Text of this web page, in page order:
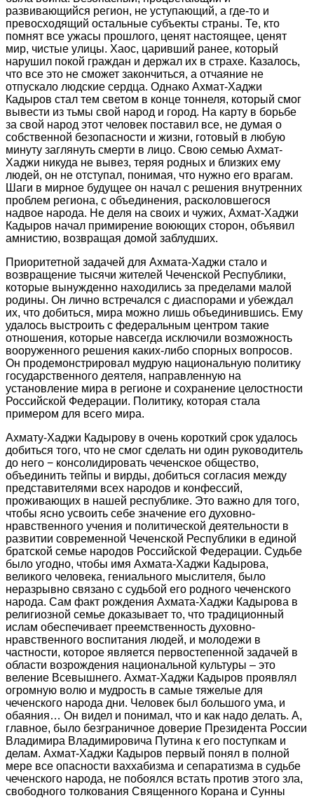
развивающийся регион, не уступающий, а где-то и
превосходящий остальные субъекты страны. Те, кто
помнят все ужасы прошлого, ценят настоящее, ценят
мир, чистые улицы. Хаос, царивший ранее, который
нарушил покой граждан и держал их в страхе. Казалось,
что все это не сможет закончиться, а отчаяние не
отпускало людские сердца. Однако Ахмат-Хаджи
Кадыров стал тем светом в конце тоннеля, который смог
вывести из тьмы свой народ и город. На карту в борьбе
за свой народ этот человек поставил все, не думая о
собственной безопасности и жизни, готовый в любую
минуту заглянуть смерти в лицо. Свою семью Ахмат-
Хаджи никуда не вывез, теряя родных и близких ему
людей, он не отступал, понимая, что нужно его врагам.
Шаги в мирное будущее он начал с решения внутренних
проблем региона, с объединения, расколовшегося
надвое народа. Не деля на своих и чужих, Ахмат-Хаджи
Кадыров начал примирение воюющих сторон, объявил
амнистию, возвращая домой заблудших.
Приоритетной задачей для Ахмата-Хаджи стало и
возвращение тысячи жителей Чеченской Республики,
которые вынужденно находились за пределами малой
родины. Он лично встречался с диаспорами и убеждал
их, что добиться, мира можно лишь объединившись. Ему
удалось выстроить с федеральным центром такие
отношения, которые навсегда исключили возможность
вооруженного решения каких-либо спорных вопросов.
Он продемонстрировал мудрую национальную политику
государственного деятеля, направленную на
установление мира в регионе и сохранение целостности
Российской Федерации. Политику, которая стала
примером для всего мира.
Ахмату-Хаджи Кадырову в очень короткий срок удалось
добиться того, что не смог сделать ни один руководитель
до него − консолидировать чеченское общество,
объединить тейпы и вирды, добиться согласия между
представителями всех народов и конфессий,
проживающих в нашей республике. Это важно для того,
чтобы ясно усвоить себе значение его духовно-
нравственного учения и политической деятельности в
развитии современной Чеченской Республики в единой
братской семье народов Российской Федерации. Судьбе
было угодно, чтобы имя Ахмата-Хаджи Кадырова,
великого человека, гениального мыслителя, было
неразрывно связано с судьбой его родного чеченского
народа. Сам факт рождения Ахмата-Хаджи Кадырова в
религиозной семье доказывает то, что традиционный
ислам обеспечивает преемственность духовно-
нравственного воспитания людей, и молодежи в
частности, которое является первостепенной задачей в
области возрождения национальной культуры – это
веление Всевышнего. Ахмат-Хаджи Кадыров проявлял
огромную волю и мудрость в самые тяжелые для
чеченского народа дни. Человек был большого ума, и
обаяния… Он видел и понимал, что и как надо делать. А,
главное, было безграничное доверие Президента России
Владимира Владимировича Путина к его поступкам и
делам. Ахмат-Хаджи Кадыров первый понял в полной
мере все опасности ваххабизма и сепаратизма в судьбе
чеченского народа, не побоялся встать против этого зла,
свободного толкования Священного Корана и Сунны